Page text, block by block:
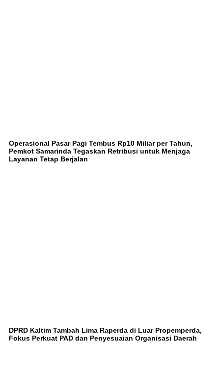
Operasional Pasar Pagi Tembus Rp10 Miliar per Tahun,
Pemkot Samarinda Tegaskan Retribusi untuk Menjaga
Layanan Tetap Berjalan
DPRD Kaltim Tambah Lima Raperda di Luar Propemperda,
Fokus Perkuat PAD dan Penyesuaian Organisasi Daerah